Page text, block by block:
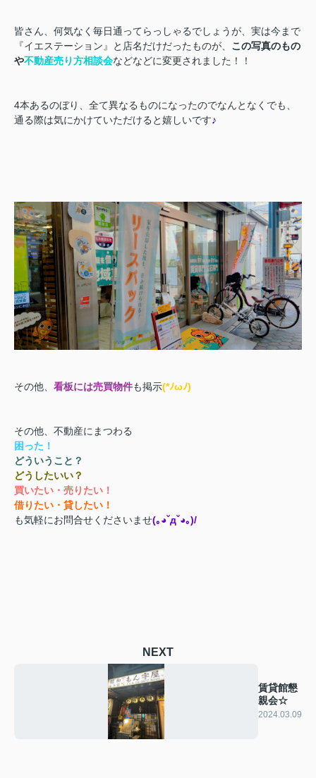
皆さん、何気なく毎日通ってらっしゃるでしょうが、実は今まで
『イエステーション』と店名だけだったものが、 この写真のもの
や不動産売り方相談会などなどに変更されました！！
4本あるのぼり、全て異なるものになったのでなんとなくでも、
通る際は気にかけていただけると嬉しいです♪
その他、 看板には売買物件も掲示(*ﾉωﾉ)
その他、不動産にまつわる
困った！
どういうこと？
どうしたいい？
買いたい・売りたい！
借りたい・貸したい！
も気軽にお問合せくださいませ(｡◕ˇдˇ​◕｡)/
NEXT
賃貸館懇
親会☆
2024.03.09